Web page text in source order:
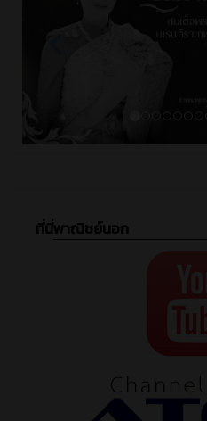
ที่นี่พาณิชย์นอก